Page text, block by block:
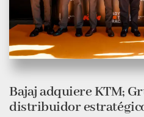
Bajaj adquiere KTM;
distribuidor